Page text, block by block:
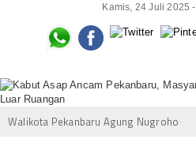
Kamis, 24 Juli 2025
Walikota Pekanbaru Agung Nugroho